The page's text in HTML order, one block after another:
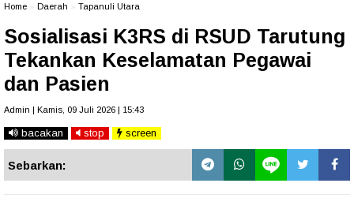
Home Daerah Tapanuli Utara
Sosialisasi K3RS di RSUD Tarutung
Tekankan Keselamatan Pegawai
dan Pasien
Admin | Kamis, 09 Juli 2026 | 15:43
bacakan stop screen
Sebarkan: